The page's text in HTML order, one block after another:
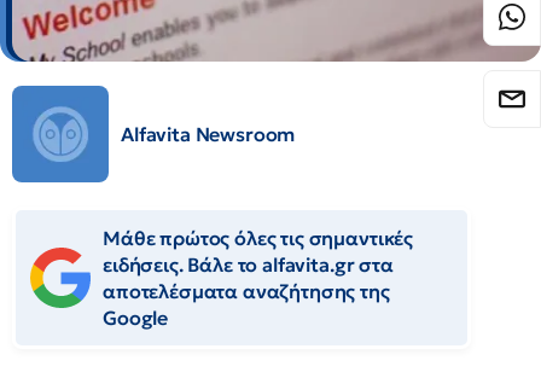
Alfavita Newsroom
Μάθε πρώτος όλες τις σημαντικές
ειδήσεις. Βάλε το alfavita.gr στα
αποτελέσματα αναζήτησης της
Google